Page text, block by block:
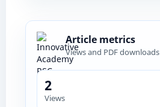
Article metrics
Views and PDF downloads
2
Views